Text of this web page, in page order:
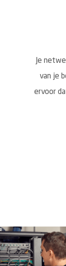
Je
van je
ervoor